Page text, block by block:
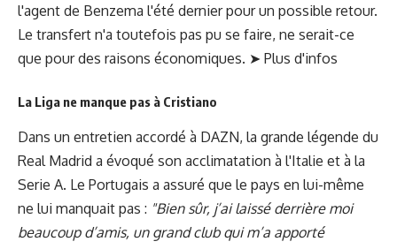
l'agent de Benzema l'été dernier pour un possible retour.
Le transfert n'a toutefois pas pu se faire, ne serait-ce
que pour des raisons économiques. ➤ Plus d'infos
La Liga ne manque pas à Cristiano
Dans un entretien accordé à DAZN, la grande légende du
Real Madrid a évoqué son acclimatation à l'Italie et à la
Serie A. Le Portugais a assuré que le pays en lui-même
ne lui manquait pas : "Bien sûr, j’ai laissé derrière moi
beaucoup d’amis, un grand club qui m’a apporté